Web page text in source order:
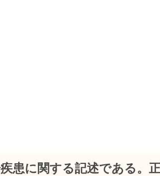
患に関する記述である。